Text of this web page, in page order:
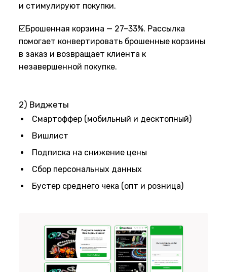
и стимулируют покупки.
☑️Брошенная корзина — 27–33%. Рассылка
помогает конвертировать брошенные корзины
в заказ и возвращает клиента к
незавершенной покупке.
2) Виджеты
Смартоффер (мобильный и десктопный)
Вишлист
Подписка на снижение цены
Сбор персональных данных
Бустер среднего чека (опт и розница)